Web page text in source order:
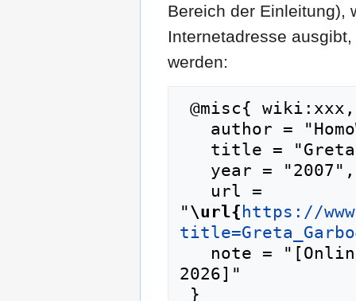
Bereich der Einleitung),
Internetadresse
werden:
"\url{ https://
2026]"